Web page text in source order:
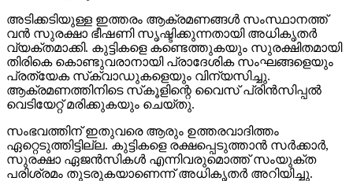
അടിക്കടിയുള്ള ഇത്തരം ആക്രമണങ്ങള്‍ സംസ്ഥാനത്ത്
വന്‍ സുരക്ഷാ ഭീഷണി സൃഷ്ടിക്കുന്നതായി അധികൃതര്‍
വ്യക്തമാക്കി. കുട്ടികളെ കണ്ടെത്തുകയും സുരക്ഷിതമായി
തിരികെ കൊണ്ടുവരാനായി പ്രാദേശിക സംഘങ്ങളെയും
പ്രത്യേക സ്‌ക്വാഡുകളെയും വിന്യസിച്ചു.
ആക്രമണത്തിനിടെ സ്‌കൂളിന്റെ വൈസ് പ്രിന്‍സിപ്പല്‍
വെടിയേറ്റ് മരിക്കുകയും ചെയ്തു.
സംഭവത്തിന് ഇതുവരെ ആരും ഉത്തരവാദിത്തം
ഏറ്റെടുത്തിട്ടില്ല. കുട്ടികളെ രക്ഷപ്പെടുത്താന്‍ സര്‍ക്കാര്‍,
സുരക്ഷാ ഏജന്‍സികള്‍ എന്നിവരുമൊത്ത് സംയുക്ത
പരിശ്രമം തുടരുകയാണെന്ന് അധികൃതര്‍ അറിയിച്ചു.